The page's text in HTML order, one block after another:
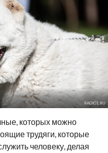
RADIO1.RU
которых можно
трудяги, которые
человеку, делая